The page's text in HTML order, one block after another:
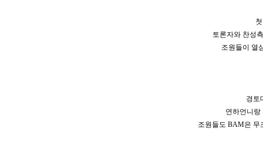
토론자와 찬성측
조원들이 열
경토
연하언니랑
조원들도 BAM은 무